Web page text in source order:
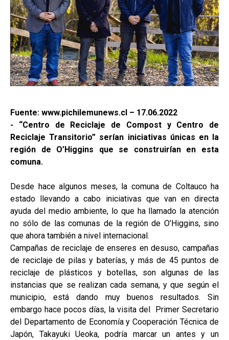
Fuente: www.pichilemunews.cl – 17.06.2022
- “Centro de Reciclaje de Compost y Centro de
Reciclaje Transitorio” serían iniciativas únicas en la
región de O’Higgins que se construirían en esta
comuna.
Desde hace algunos meses, la comuna de Coltauco ha
estado llevando a cabo iniciativas que van en directa
ayuda del medio ambiente, lo que ha llamado la atención
no sólo de las comunas de la región de O’Higgins, sino
que ahora también a nivel internacional.
Campañas de reciclaje de enseres en desuso, campañas
de reciclaje de pilas y baterías, y más de 45 puntos de
reciclaje de plásticos y botellas, son algunas de las
instancias que se realizan cada semana, y que según el
municipio, está dando muy buenos resultados. Sin
embargo hace pocos días, la visita del Primer Secretario
del Departamento de Economía y Cooperación Técnica de
Japón, Takayuki Ueoka, podría marcar un antes y un